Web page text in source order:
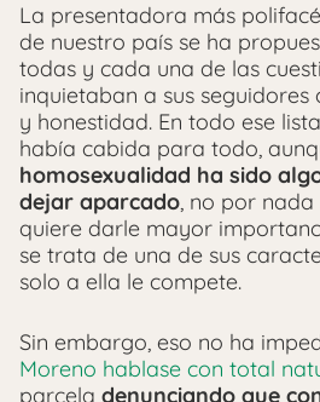
La presentadora más
de nuestro país se ha
todas y cada una de las
inquietaban a sus
y honestidad. En todo ese
había cabida para todo,
homosexualidad ha sido
dejar aparcado, no por
quiere darle mayor
se trata de una de sus
solo a ella le compete.
Sin embargo, eso no ha
Moreno hablase con total
parcela denunciando que